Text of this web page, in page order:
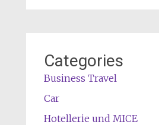
Categories
Business Travel
Car
Hotellerie und MICE